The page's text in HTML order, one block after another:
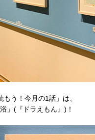
う！今月の1話」は、
」(『ドラえもん』)！